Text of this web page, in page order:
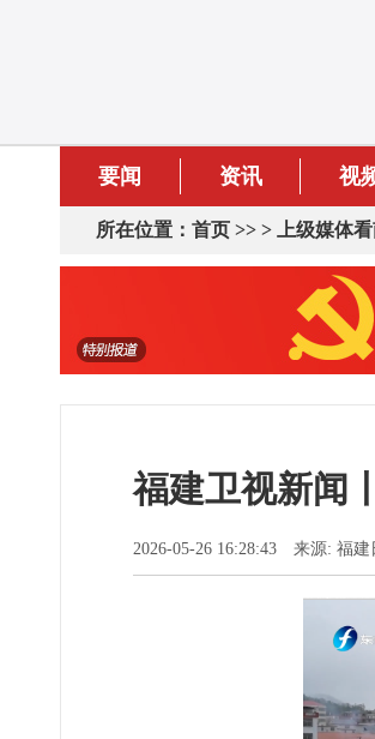
要闻 资讯 视
所在位置： 首页 >> > 上级媒体
福建卫视新闻
2026-05-26 16:28:43 来源: 福